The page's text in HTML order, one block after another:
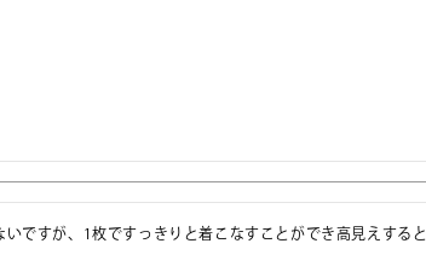
ですが、1枚ですっきりと着こなすことができ高見えすると